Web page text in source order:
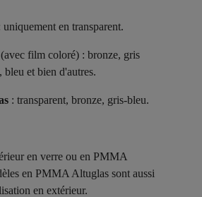
uniquement en transparent.
(avec film coloré) : bronze, gris
bleu et bien d'autres.
: transparent, bronze, gris-bleu.
en verre ou en PMMA
en PMMA Altuglas sont aussi
en extérieur.